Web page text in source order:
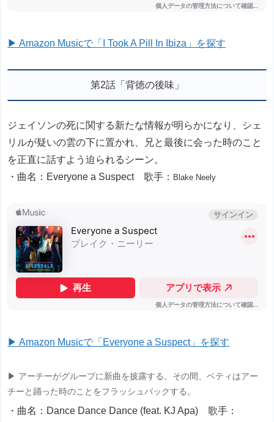
▶ Amazon Musicで「I Took A Pill In Ibiza」を探す
第2話「背徳の後味」
ジェイソンの死に関する新たな情報が明らかになり、シェ
リルが疑いの雲の下に置かれ、兄と最後に会った時のこと
を正直に話すよう迫られるシーン。
・曲名：Everyone a Suspect 歌手： Blake Neely
▶ Amazon Musicで「Everyone a Suspect」を探す
▶ アーチーがグループに新曲を披露する。その間、ベティはアー
チーと踊った時のことをフラッシュバックする。
・曲名：Dance Dance Dance (feat. KJ Apa) 歌手：